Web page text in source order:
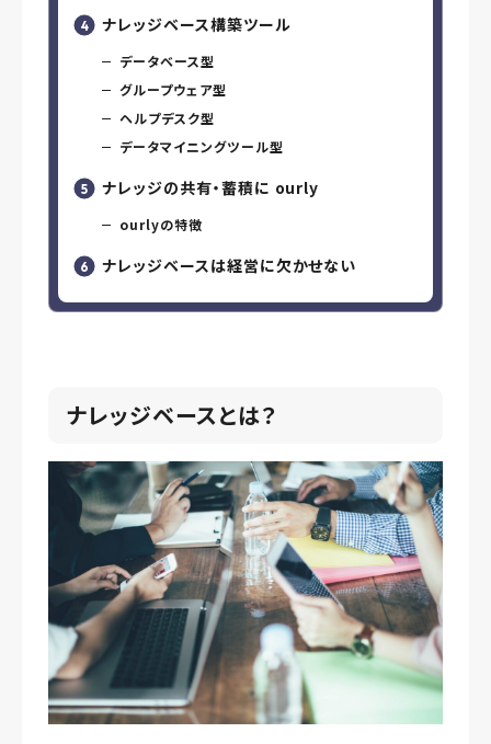
ナレッジベース構築ツール
データベース型
グループウェア型
ヘルプデスク型
データマイニングツール型
ナレッジの共有・蓄積に ourly
ourlyの特徴
ナレッジベースは経営に欠かせない
ナレッジベースとは？